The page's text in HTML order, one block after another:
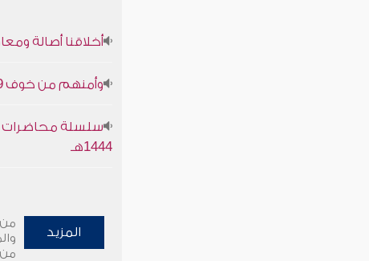
أخلاقنا أصالة
وأمنهم من خوف 9
سلسلة محاضرات
1444هـ
المزيد
من